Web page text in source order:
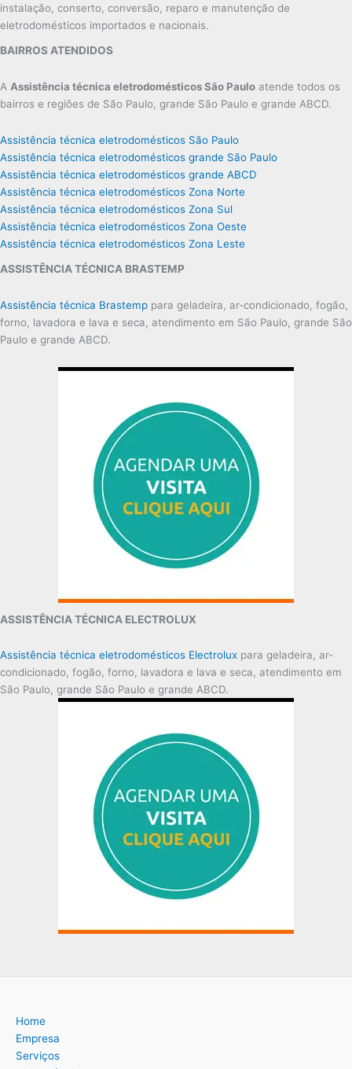
instalação, conserto, conversão, reparo e manutenção de
eletrodomésticos importados e nacionais.
BAIRROS ATENDIDOS
A Assistência técnica eletrodomésticos São Paulo atende todos os
bairros e regiões de São Paulo, grande São Paulo e grande ABCD.
Assistência técnica eletrodomésticos São Paulo
Assistência técnica eletrodomésticos grande São Paulo
Assistência técnica eletrodomésticos grande ABCD
Assistência técnica eletrodomésticos Zona Norte
Assistência técnica eletrodomésticos Zona Sul
Assistência técnica eletrodomésticos Zona Oeste
Assistência técnica eletrodomésticos Zona Leste
ASSISTÊNCIA TÉCNICA BRASTEMP
Assistência técnica Brastemp para geladeira, ar-condicionado, fogão,
forno, lavadora e lava e seca, atendimento em São Paulo, grande São
Paulo e grande ABCD.
ASSISTÊNCIA TÉCNICA ELECTROLUX
Assistência técnica eletrodomésticos Electrolux para geladeira, ar-
condicionado, fogão, forno, lavadora e lava e seca, atendimento em
São Paulo, grande São Paulo e grande ABCD.
Home
Empresa
Serviços